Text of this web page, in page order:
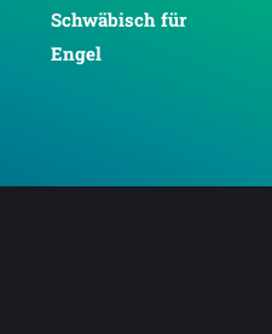
Schwäbisch für
Engel